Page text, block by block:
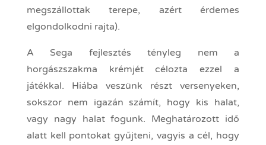
megszállottak terepe, azért érdemes
elgondolkodni rajta).
A Sega fejlesztés tényleg nem a
horgászszakma krémjét célozta ezzel a
játékkal. Hiába veszünk részt versenyeken,
sokszor nem igazán számít, hogy kis halat,
vagy nagy halat fogunk. Meghatározott idő
alatt kell pontokat gyűjteni, vagyis a cél, hogy